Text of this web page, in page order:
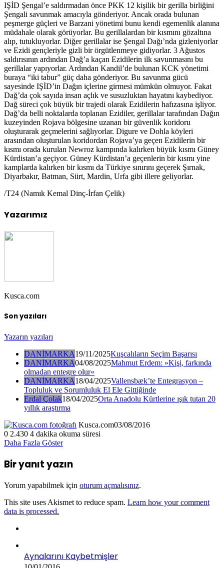
IŞİD Şengal’e saldırmadan önce PKK 12 kişilik bir gerilla birliğini
Şengali savunmak amacıyla gönderiyor. Ancak orada bulunan
peşmerge güçleri ve Barzani yönetimi bunu kendi egemenlik alanına
müdahale olarak görüyorlar. Bu gerillalardan bir kısmını gözaltına
alıp, tutukluyorlar. Diğer gerillalar ise Şengal Dağı’nda gizleniyorlar
ve Ezidi gençleriyle gizli bir örgütlenmeye gidiyorlar. 3 Ağustos
saldırısının ardından Dağ’a kaçan Ezidilerin ilk savunmasını bu
gerillalar yapıyorlar. Ardından Kandil’de bulunan KCK yönetimi
buraya “iki tabur” güç daha gönderiyor. Bu savunma gücü
sayesinde IŞİD’in Dağın içlerine girmesi mümkün olmuyor. Fakat
Dağ’da çok sayıda insan açlık ve susuzluktan hayatını kaybediyor.
Dağ süreci çok büyük bir trajedi olarak Ezidilerin hafızasına işliyor.
Dağ’da belli noktalarda toplanan Ezidiler, gerillalar tarafından Dağın
kuzeyinden Rojava bölgesine uzanan bir güvenlik koridoru
oluşturarak geçmelerini sağlıyorlar. Digure ve Dohla köyleri
arasından oluşturulan koridordan Rojava’ya geçen Ezidilerin bir
kısmı orada kurulan Newroz kampında kalırken büyük kısmı Güney
Kürdistan’a geçiyor. Güney Kürdistan’a geçenlerin bir kısmı yine
kamplarda kalırken bir kısmı da Türkiye sınırını geçerek Şırnak,
Diyarbakır, Batman, Siirt, Mardin, Urfa gibi illere geliyorlar.
/T24 (Namık Kemal Dinç-İrfan Çelik)
Yazarımız
Kusca.com
Son yazıları
Yazarın yazıları
DANİMARKA19/11/2025Kuşcalıların Seçim Başarısı
DANİMARKA04/08/2025Mahmut Erdem: »Kişi, farkında
olmadan entegre olur«
DANİMARKA18/04/2025Vallensbæk’te Entegrasyon –
Topluluk ve Sorumluluk El Ele Gittiğinde
Erdal Çolak18/04/2025Orta Anadolu Kürtlerine ışık tutan 20
yıllık araştırma
Kusca.com03/08/2016
0 2.430 4 dakika okuma süresi
Daha Fazla Göster
Bir yanıt yazın
Yorum yapabilmek için oturum açmalısınız.
This site uses Akismet to reduce spam. Learn how your comment
data is processed.
Aynalarını Kaybetmişler